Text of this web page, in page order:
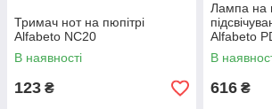
Тримач нот на пюпітрі
Alfabeto NC20
В наявності
123 ₴
Лампа на
Alfabeto
В
616 ₴